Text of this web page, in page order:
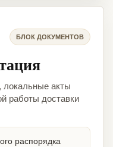
БЛОК ДОКУМЕНТОВ
локальные акты
работы доставки
распорядка